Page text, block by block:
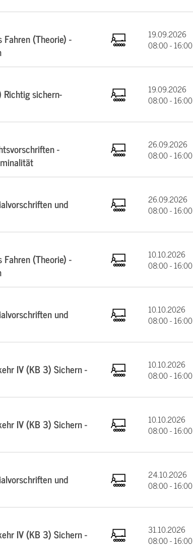
(Theorie) -
19.09.2026
08:00 - 16:00
Richtig sichern-
19.09.2026
08:00 - 16:00
-
26.09.2026
08:00 - 16:00
und
26.09.2026
08:00 - 16:00
(Theorie) -
10.10.2026
08:00 - 16:00
und
10.10.2026
08:00 - 16:00
IV (KB 3) Sichern -
10.10.2026
08:00 - 16:00
IV (KB 3) Sichern -
10.10.2026
08:00 - 16:00
und
24.10.2026
08:00 - 16:00
IV (KB 3) Sichern -
31.10.2026
08:00 - 16:00